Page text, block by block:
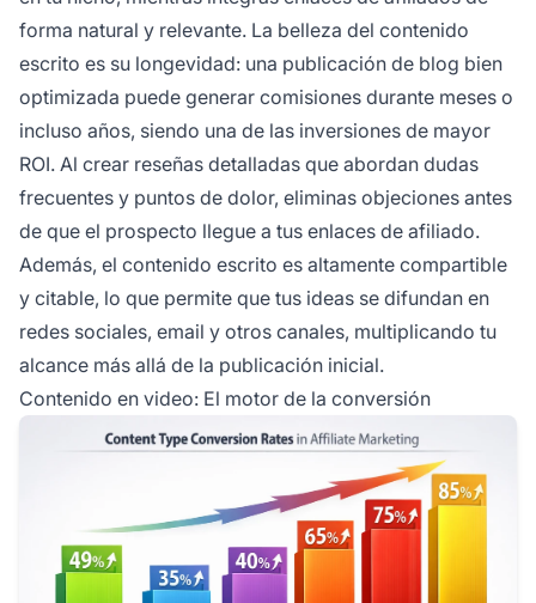
forma natural y relevante. La belleza del contenido
escrito es su longevidad: una publicación de blog bien
optimizada puede generar comisiones durante meses o
incluso años, siendo una de las inversiones de mayor
ROI. Al crear reseñas detalladas que abordan dudas
frecuentes y puntos de dolor, eliminas objeciones antes
de que el prospecto llegue a tus enlaces de afiliado.
Además, el contenido escrito es altamente compartible
y citable, lo que permite que tus ideas se difundan en
redes sociales, email y otros canales, multiplicando tu
alcance más allá de la publicación inicial.
Contenido en video: El motor de la conversión